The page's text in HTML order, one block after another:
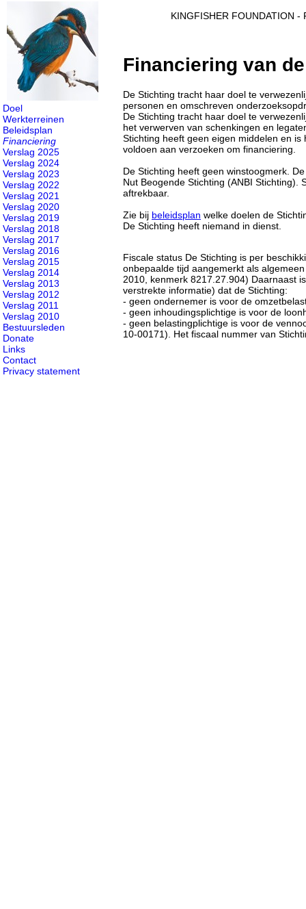
Financiering van
De Stichting tracht haar doel te
personen en omschreven
De Stichting tracht haar doel te
het verwerven van schenkingen en
Stichting heeft geen eigen middelen en
voldoen aan verzoeken om financiering.
De Stichting heeft geen winstoogmerk.
Nut Beogende Stichting (ANBI Stichting).
aftrekbaar.
Zie bij beleidsplan welke doelen de
De Stichting heeft niemand in dienst.
Fiscale status De Stichting is per
onbepaalde tijd aangemerkt als
2010, kenmerk 8217.27.904) Daarnaast
verstrekte informatie) dat de Stichting:
- geen ondernemer is voor de
- geen inhoudingsplichtige is voor de
- geen belastingplichtige is voor de
10-00171). Het fiscaal nummer van
Doel
Werkterreinen
Beleidsplan
Financiering
Verslag 2025
Verslag 2024
Verslag 2023
Verslag 2022
Verslag 2021
Verslag 2020
Verslag 2019
Verslag 2018
Verslag 2017
Verslag 2016
Verslag 2015
Verslag 2014
Verslag 2013
Verslag 2012
Verslag 2011
Verslag 2010
Bestuursleden
Donate
Links
Contact
Privacy statement
KINGFISHER FOUNDATION